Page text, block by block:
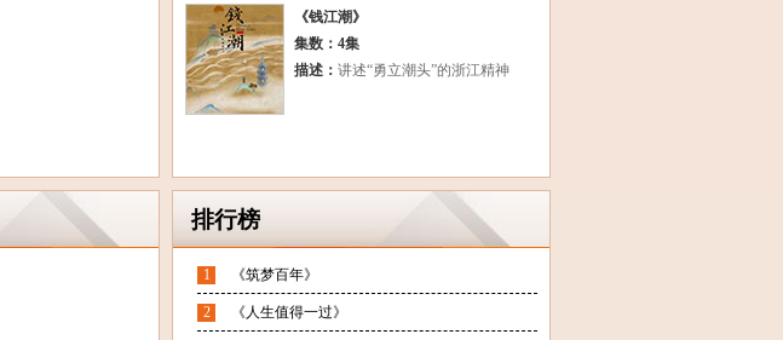
《钱江潮》
集数：4集
描述： 讲述“勇立潮头”的浙江精神
排行榜
1 《筑梦百年》
2 《人生值得一过》